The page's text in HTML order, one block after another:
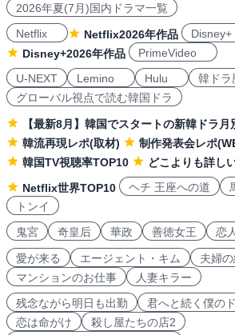
2026年夏(7月)国内ドラマ一覧
Netflix
Netflix2026年作品
Disney+2026年作品
PrimeVideo
U-NEXT
Lemino Hulu
韓ドラ
グローバル視点で読む韓国ドラ
【最新8月】韓国でスタートの新韓ドラ月
韓流再現レポ(取材)
制作発表会レポ
韓国TV視聴率TOP10
どこよりも詳し
Netflix世界TOP10
ヘチ 王座への道
トンイ
鬼宮
奇皇后 華政 善徳女王 恋人
愛が来る エージェント・キム
夫婦
マンションのお仕事
人妻キラー
残念ながら明日も出勤
君へと続く僕の
恋は命がけ
殺し屋たちの店2